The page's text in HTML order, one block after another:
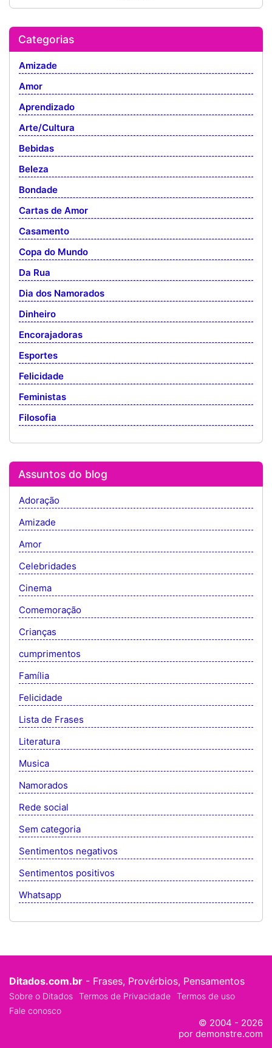
Categorias
Amizade
Amor
Aprendizado
Arte/Cultura
Bebidas
Beleza
Bondade
Cartas de Amor
Casamento
Copa do Mundo
Da Rua
Dia dos Namorados
Dinheiro
Encorajadoras
Esportes
Felicidade
Feministas
Filosofia
Assuntos do blog
Adoração
Amizade
Amor
Celebridades
Cinema
Comemoração
Crianças
cumprimentos
Família
Felicidade
Lista de Frases
Literatura
Musica
Namorados
Rede social
Sem categoria
Sentimentos negativos
Sentimentos positivos
Whatsapp
Ditados.com.br - Frases, Provérbios, Pensamentos
Sobre o Ditados Termos de Privacidade Termos de uso
Fale conosco
© 2004 - 2026
por demonstre.com